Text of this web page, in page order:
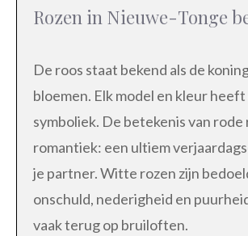
Rozen in Nieuwe-Tonge
De roos staat bekend als de
bloemen. Elk model en kleur
symboliek. De betekenis van rode
romantiek: een ultiem
je partner. Witte rozen zijn
onschuld, nederigheid en
vaak terug op bruiloften.